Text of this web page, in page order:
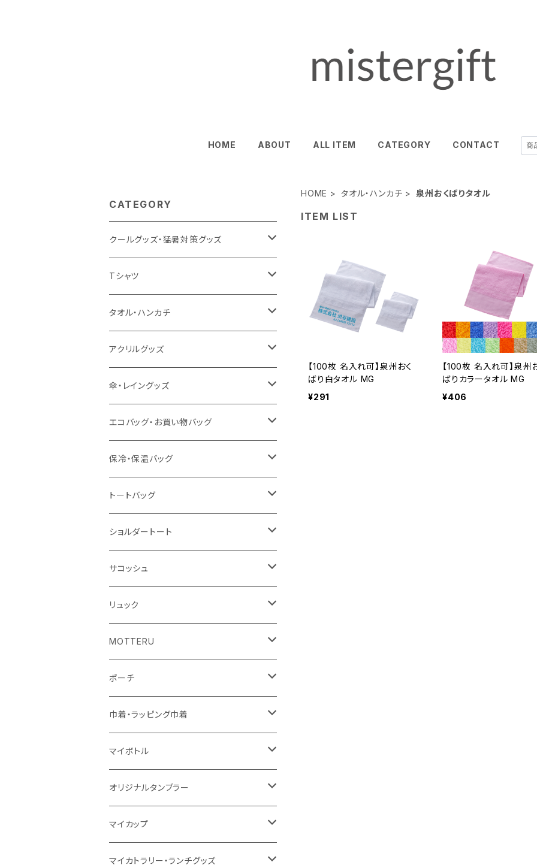
HOME ABOUT ALL ITEM CATEGORY CONTACT
HOME タオル・ハンカチ 泉州おくばりタオル
ITEM LIST
【100枚 名入れ可】泉州おく
ばり白タオル MG
¥291
【100枚 名入れ可】泉州
ばりカラータオル MG
¥406
CATEGORY
クールグッズ・猛暑対策グッズ
扇風機
うちわ
猛暑グッズ
冷感グッズ
Tシャツ
カスタムプリントTシャツ（国内プリント）
イージーオーダーTシャツ（海外生産）
タオル・ハンカチ
名入れタオル
今治タオル
泉州おくばりタオル
冷感タオル
ハンカチ
アクリルグッズ
キーホルダー
スタンド
バッジ
ライティングスタンド
アクリル雑貨
傘・レイングッズ
傘
ポンチョ
エコバッグ・お買い物バッグ
ポリエステル
フェアトレードコットン
ジュートコットン
キャンパス
不織布
コットン
保冷・保温バッグ
キャンパス
デニム
ポリエステル
不織布
トートバッグ
オーガニックコットン
シーチング
10oz
フェアトレードコットン
コットンリネン
ジュートコットン
再生ファブリック
コットン
5oz
シーチング
キャンパス
8oz
10oz
デニム・デニムライク
ポリエステル
再生不織布
ショルダートート
オーガニックコットン
コットンリネン
再生ファブリック
5oz
10oz
コットン
シーチング
キャンパス
10oz
12oz
デニム
ポリエステル
不織布
保冷
サコッシュ
オーガニックコットン
フェアトレードコットン
ジュートコットン
再生ファブリック
5oz
コットン
5oz
キャンパス
ポリエステル
不織布
リュック
コットン
5oz
デニム
ポリエステル
不織布
スウェット
MOTTERU
お買い物バッグ
ボトル
タンブラー
ランチグッズ
ハンカチ
傘
ポーチ
オーガニックコットン
フェアトレードコットン
再生ファブリック
キャンパス
デニム・デニムライク
巾着・ラッピング巾着
コットン
オーガニックコットン
再生ファブリック
フェアトレードコットン
マイボトル
ステンレスサーモ
ステンレス
アルミ
オリジナルタンブラー
サーモタンブラー
ステンレス2層タンブラー
マイカップ
サーモ
マイカトラリー・ランチグッズ